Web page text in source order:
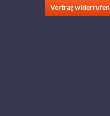
Vertrag widerrufen